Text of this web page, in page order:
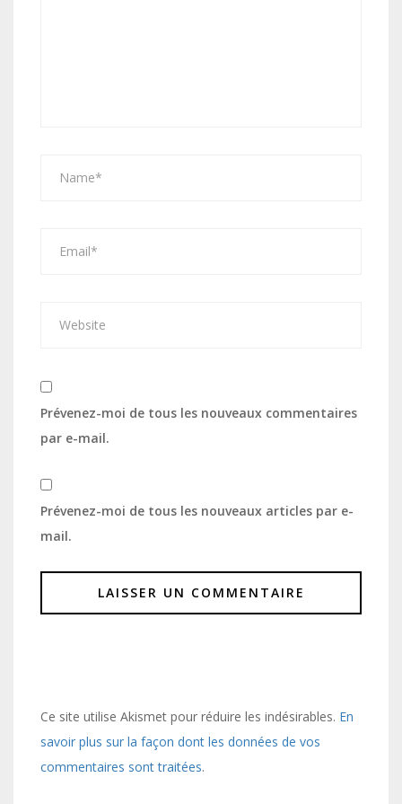
Prévenez-moi de tous les nouveaux commentaires
par e-mail.
Prévenez-moi de tous les nouveaux articles par e-
mail.
Ce site utilise Akismet pour réduire les indésirables. En
savoir plus sur la façon dont les données de vos
commentaires sont traitées.